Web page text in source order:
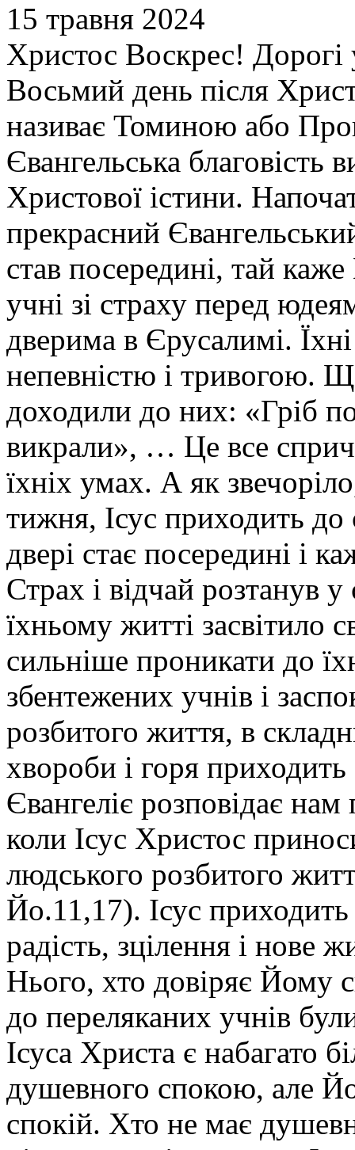
15 травня 2024
Христос Воскрес! Дорогі
Восьмий день після
називає Томиною або
Євангельська благовість
Христової істини.
прекрасний
став посередині, тай
учні зі страху перед
дверима в Єрусалимі.
непевністю і тривогою.
доходили до них: «Гріб
викрали», … Це все
їхніх умах. А як
тижня, Ісус приходить до
двері стає посередині і
Страх і відчай розтанув у
їхньому житті засвітило
сильніше проникати до
збентежених учнів і
розбитого життя, в
хвороби і горя
Євангеліє розповідає
коли Ісус Христос
людського розбитого
Йо.11,17). Ісус
радість, зцілення і нове
Нього, хто довіряє Йому
до переляканих учнів
Ісуса Христа є набагато
душевного спокою, але
спокій. Хто не має